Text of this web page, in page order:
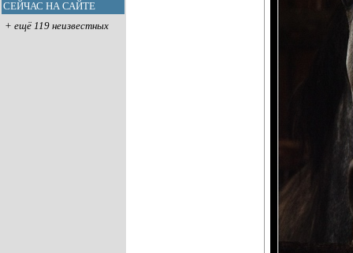
СЕЙЧАС НА САЙТЕ
+ ещё 119 неизвестных